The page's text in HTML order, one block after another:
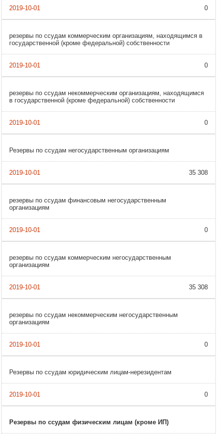
0
резервы по ссудам коммерческим организациям, находящимся в
государственной (кроме федеральной) собственности
0
резервы по ссудам некоммерческим организациям, находящимся
в государственной (кроме федеральной) собственности
0
Резервы по ссудам негосударственным организациям
35 308
резервы по ссудам финансовым негосударственным
организациям
0
резервы по ссудам коммерческим негосударственным
организациям
35 308
резервы по ссудам некоммерческим негосударственным
организациям
0
Резервы по ссудам юридическим лицам-нерезидентам
0
Резервы по ссудам физическим лицам (кроме ИП)